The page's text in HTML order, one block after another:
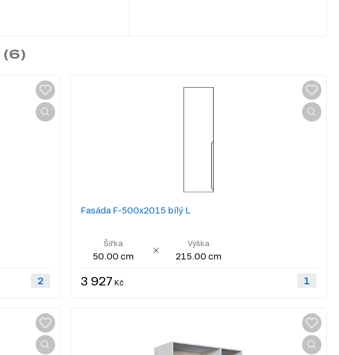
Fasáda F-500x2015 bílý L
Šířka
50.00 cm
Výška
215.00 cm
3 927 Kč